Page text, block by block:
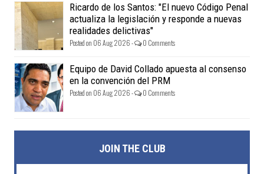
Ricardo de los Santos: "El nuevo Código Penal
actualiza la legislación y responde a nuevas
realidades delictivas"
Posted on 06 Aug 2026 - 0 Comments
Equipo de David Collado apuesta al consenso
en la convención del PRM
Posted on 06 Aug 2026 - 0 Comments
JOIN THE CLUB